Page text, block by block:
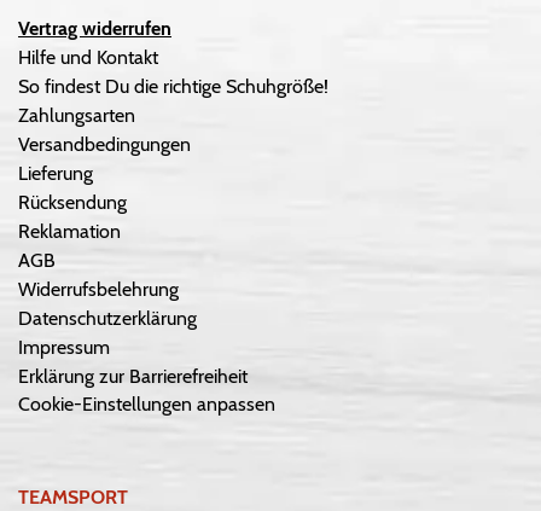
Vertrag widerrufen
Hilfe und Kontakt
So findest Du die richtige Schuhgröße!
Zahlungsarten
Versandbedingungen
Lieferung
Rücksendung
Reklamation
AGB
Widerrufsbelehrung
Datenschutzerklärung
Impressum
Erklärung zur Barrierefreiheit
Cookie-Einstellungen anpassen
TEAMSPORT